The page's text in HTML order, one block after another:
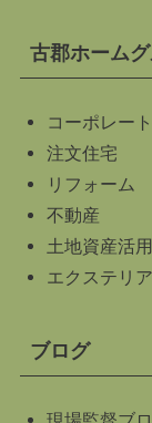
古郡ホーム
コーポレー
注文住宅
リフォーム
不動産
土地資産活用
エクステリア
ブログ